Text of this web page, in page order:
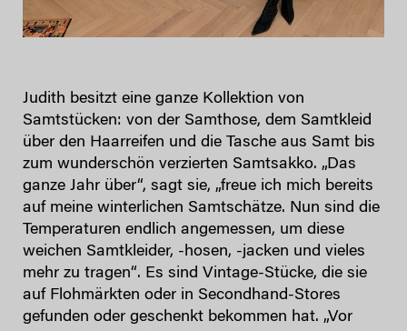
Judith besitzt eine ganze Kollektion von
Samtstücken: von der Samthose, dem Samtkleid
über den Haarreifen und die Tasche aus Samt bis
zum wunderschön verzierten Samtsakko. „Das
ganze Jahr über“, sagt sie, „freue ich mich bereits
auf meine winterlichen Samtschätze. Nun sind die
Temperaturen endlich angemessen, um diese
weichen Samtkleider, -hosen, -jacken und vieles
mehr zu tragen“. Es sind Vintage-Stücke, die sie
auf Flohmärkten oder in Secondhand-Stores
gefunden oder geschenkt bekommen hat. „Vor